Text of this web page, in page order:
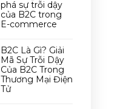
phá sự trỗi dậy
của B2C trong
E-commerce
B2C Là Gì? Giải
Mã Sự Trỗi Dậy
Của B2C Trong
Thương Mại Điện
Tử